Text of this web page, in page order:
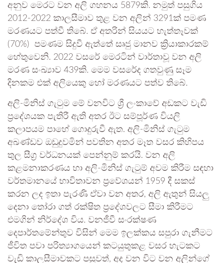
අනුව මෙරට වන අලි ගහනය 5879කි. නමුත් පසුගිය
2012-2022 කාලසීමාව තුළ වන අලින් 3291ක් පමණ
මරණයට පත්වී තිබේ. ඒ අතරින් සියයට හැත්තෑවක්
(70%) පමණම සිදුවී ඇත්තේ සෘජු මානව ක්‍රියාකාරකම්
හේතුවෙනි. 2022 වසරේ මෙරටින් වාර්තාවූ වන අලි
මරණ සංඛ්‍යාව 439කි. මෙම වසරේද ගතවුණු සෑම
දිනකම එක් අලියෙකු හෝ මරණයට පත්ව තිබේ.
අලි-මිනිස් ගැටුම මේ වනවිට ශ්‍රී ලංකාවේ අඩකට වැඩි
ප්‍රදේශයක පැතිරී ඇති අතර ඊට සම්පූර්ණ වියලි
කලාපයම පාහේ ගොදුරුවී ඇත. අලි-මිනිස් ගැටුම
අඛණ්ඩව ඔඩුදුවමින් පවතින අතර මෑත වසර කිහිපය
තුල සීග්‍ර වර්ධනයක් පෙන්නුම් කරයි. වන අලි
කළමනාකරණය හා අලි-මිනිස් ගැටුම් අවම කිරීම සඳහා
වර්තමානයේ භාවිතාවන ප්‍රවේශයන් 1959 දී සකස්
කරන ලද ඉතා පැරණි ඒවා වන අතර, අලි ඇතුන් සියලු
දෙනා තෝරා ගත් රක්ෂිත ප්‍රදේශවලට සීමා කිරීමට
එමගින් නිර්දේශ විය. වනජීවී සංරක්ෂණ
දෙපාර්තමේන්තුව විසින් මෙම ඉලක්කය සපුරා ගැනීමට
ජීවිත පවා පරිත්‍යාගයෙන් කටයුතුකළ වසර හැටකට
වැඩි කාලසීමාවකට පසුවත්, අද වන විට වන අලින්ගේ